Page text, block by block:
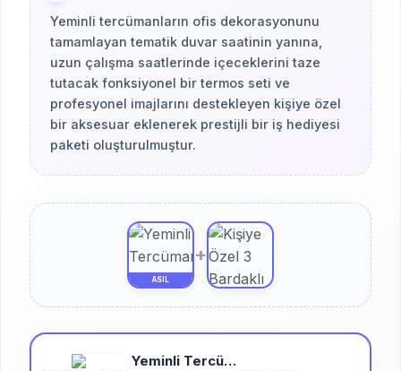
Yeminli tercümanların ofis dekorasyonunu
tamamlayan tematik duvar saatinin yanına,
uzun çalışma saatlerinde içeceklerini taze
tutacak fonksiyonel bir termos seti ve
profesyonel imajlarını destekleyen kişiye özel
bir aksesuar eklenerek prestijli bir iş hediyesi
paketi oluşturulmuştur.
ASIL
+
Yeminli Tercüman Duvar Saati (1. Tasarım)